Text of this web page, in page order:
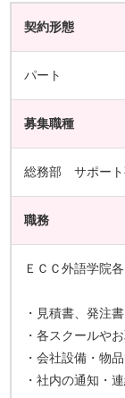
契約形態
パート
募集職種
総務部 サポート
職務
ＥＣＣ外語学院
・見積書、発注
・各スクールや
・会社設備・物
・社内の通知・